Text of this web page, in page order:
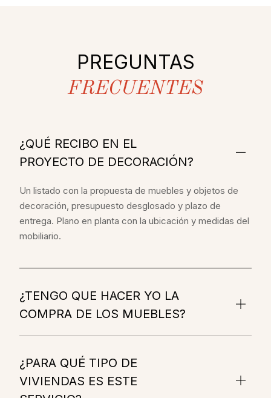
PREGUNTAS
FRECUENTES
¿QUÉ RECIBO EN EL
PROYECTO DE DECORACIÓN?
Un listado con la propuesta de muebles y objetos de
decoración, presupuesto desglosado y plazo de
entrega. Plano en planta con la ubicación y medidas del
mobiliario.
¿TENGO QUE HACER YO LA
COMPRA DE LOS MUEBLES?
¿PARA QUÉ TIPO DE
VIVIENDAS ES ESTE